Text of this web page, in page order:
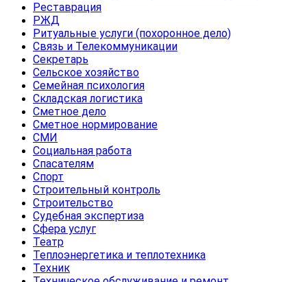
Реставрация
РЖД
Ритуальные услуги (похоронное дело)
Связь и Телекоммуникации
Секретарь
Сельское хозяйство
Семейная психология
Складская логистика
Сметное дело
Сметное нормирование
СМИ
Социальная работа
Спасателям
Спорт
Строительный контроль
Строительство
Судебная экспертиза
Сфера услуг
Театр
Теплоэнергетика и теплотехника
Техник